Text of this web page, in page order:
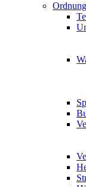
Ordnung